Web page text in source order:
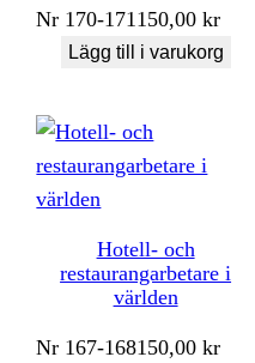
Nr 170-171150,00kr
Lägg till i varukorg
Hotell- och
restaurangarbetare i
världen
Nr 167-168150,00kr